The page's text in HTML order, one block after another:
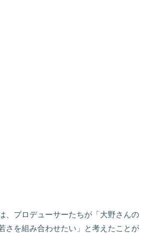
、プロデューサーたちが「大野さんの
さを組み合わせたい」と考えたことが